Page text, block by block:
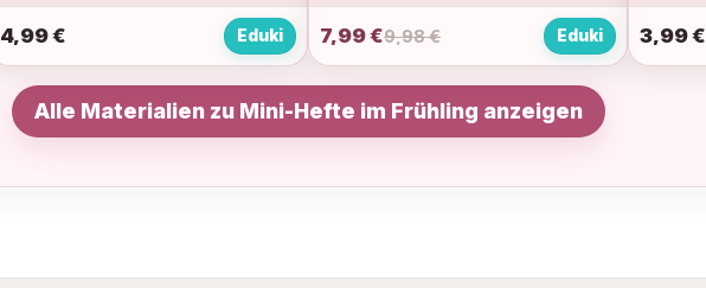
4,99€ Eduki 7,99 €9,98 € Eduki 3,99€
Alle Materialien zu Mini-Hefte im Frühling anzeigen